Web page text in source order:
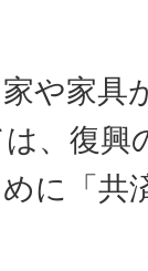
や家具
、復興
に「共